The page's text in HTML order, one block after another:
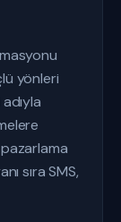
yönleri
sıra SMS,